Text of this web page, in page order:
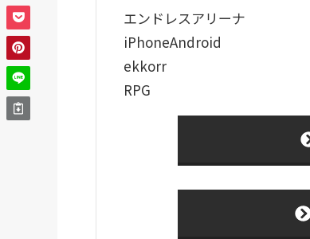
エンドレスアリーナ
iPhoneAndroid
ekkorr
RPG